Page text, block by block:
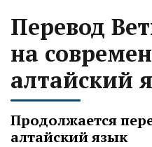
Перевод
на
алтайский
Продолжается
алтайский язык